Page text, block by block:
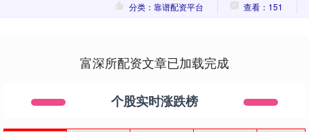
分类：靠谱配资平台
查看：151
富深所配资文章已加载完成
个股实时涨跌榜